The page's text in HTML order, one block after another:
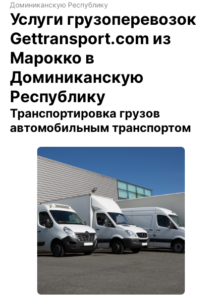
Доминиканскую Республику
Услуги грузоперевозок
Gettransport.com из
Марокко в
Доминиканскую
Республику
Транспортировка грузов
автомобильным транспортом